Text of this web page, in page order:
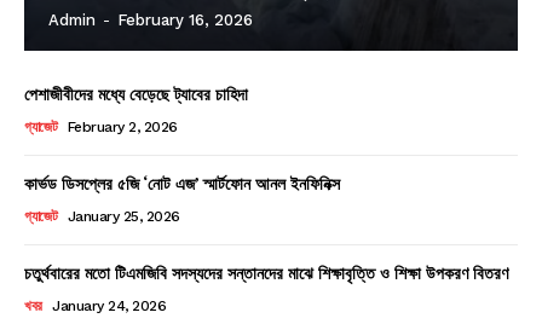
Admin - February 16, 2026
পেশাজীবীদের মধ্যে বেড়েছে ট্যাবের চাহিদা
গ্যাজেট February 2, 2026
কার্ভড ডিসপ্লের ৫জি ‘নোট এজ’ স্মার্টফোন আনল ইনফিনিক্স
গ্যাজেট January 25, 2026
চতুর্থবারের মতো টিএমজিবি সদস্যদের সন্তানদের মাঝে শিক্ষাবৃত্তি ও শিক্ষা উপকরণ বিতরণ
খবর January 24, 2026